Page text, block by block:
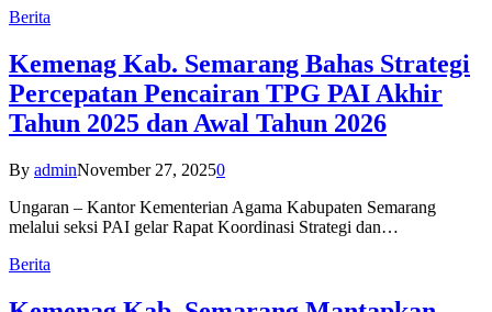
Berita
Kemenag Kab. Semarang Bahas Strategi
Percepatan Pencairan TPG PAI Akhir
Tahun 2025 dan Awal Tahun 2026
By adminNovember 27, 20250
Ungaran – Kantor Kementerian Agama Kabupaten Semarang
melalui seksi PAI gelar Rapat Koordinasi Strategi dan…
Berita